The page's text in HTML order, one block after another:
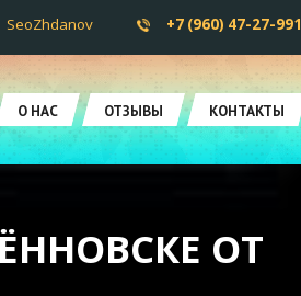
SeoZhdanov +7 (960) 47-27-991
О НАС ОТЗЫВЫ КОНТАКТЫ
ОТ